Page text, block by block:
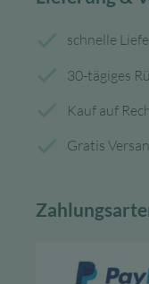
schnelle
30-tägiges
Kauf auf
Gratis